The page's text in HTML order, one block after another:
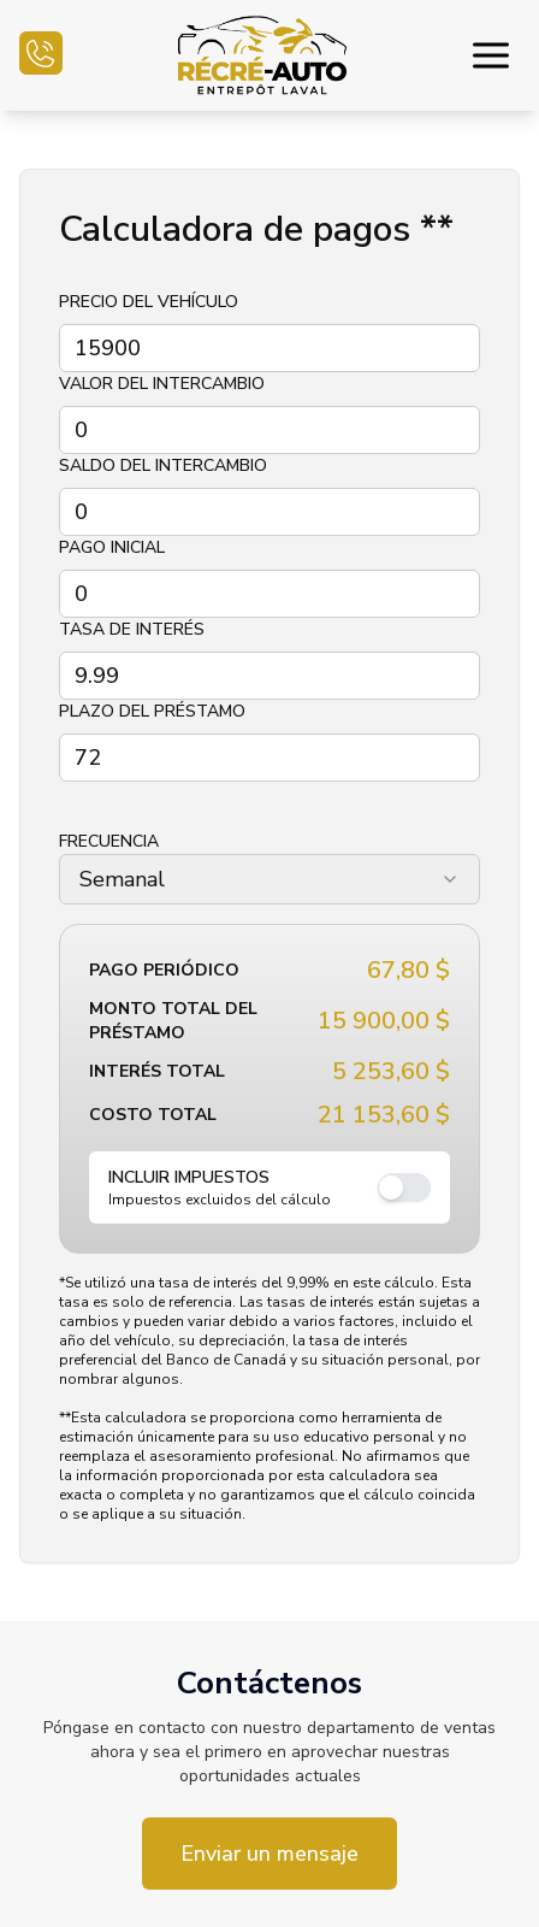
Inicio
Inventario Auto
Financiamiento
Contáctenos
Español
Calculadora de pagos **
PRECIO DEL VEHÍCULO
VALOR DEL INTERCAMBIO
SALDO DEL INTERCAMBIO
PAGO INICIAL
TASA DE INTERÉS
PLAZO DEL PRÉSTAMO
FRECUENCIA
Semanal
PAGO PERIÓDICO 67,80 $
MONTO TOTAL DEL
PRÉSTAMO
15 900,00 $
INTERÉS TOTAL 5 253,60 $
COSTO TOTAL 21 153,60 $
INCLUIR IMPUESTOS
Impuestos excluidos del cálculo
*Se utilizó una tasa de interés del 9,99% en este cálculo. Esta
tasa es solo de referencia. Las tasas de interés están sujetas a
cambios y pueden variar debido a varios factores, incluido el
año del vehículo, su depreciación, la tasa de interés
preferencial del Banco de Canadá y su situación personal, por
nombrar algunos.
**Esta calculadora se proporciona como herramienta de
estimación únicamente para su uso educativo personal y no
reemplaza el asesoramiento profesional. No afirmamos que
la información proporcionada por esta calculadora sea
exacta o completa y no garantizamos que el cálculo coincida
o se aplique a su situación.
Contáctenos
Póngase en contacto con nuestro departamento de ventas
ahora y sea el primero en aprovechar nuestras
oportunidades actuales
Enviar un mensaje